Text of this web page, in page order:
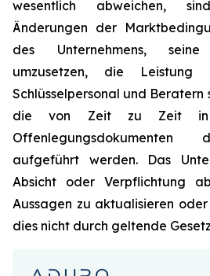
wesentlich abweichen,
Änderungen der
des Unternehmens, seine
umzusetzen, die
Schlüsselpersonal und Beratern
die von Zeit zu Zeit in
Offenlegungsdokumenten
aufgeführt werden. Das
Absicht oder Verpflichtung
Aussagen zu aktualisieren
dies nicht durch geltende